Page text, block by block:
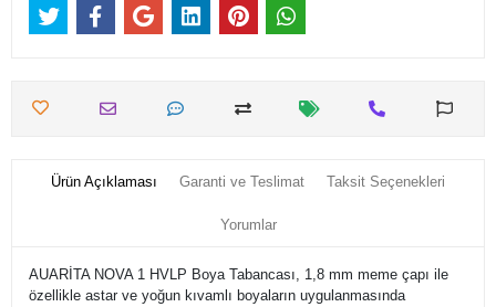
Ürün Açıklaması Garanti ve Teslimat Taksit Seçenekleri
Yorumlar
AUARİTA NOVA 1 HVLP Boya Tabancası, 1,8 mm meme çapı ile
özellikle astar ve yoğun kıvamlı boyaların uygulanmasında